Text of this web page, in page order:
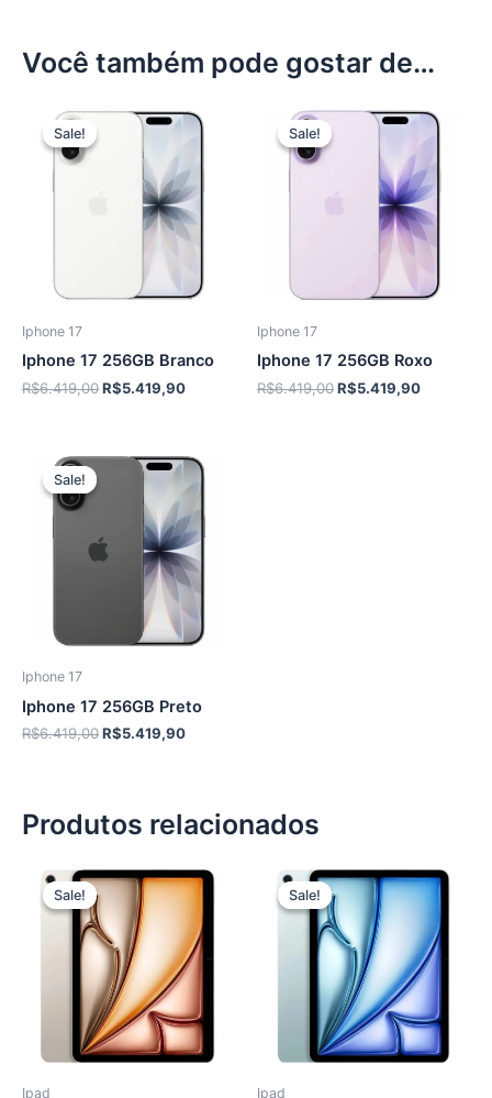
Você também pode gostar de…
Sale!
Sale!
Iphone 17
Iphone 17 256GB Branco
R$6.419,00O
R$6.419,00.
R$5.419,90O
R$5.419,90.
Sale!
Sale!
Iphone 17
Iphone 17 256GB Roxo
R$6.419,00O
R$5.419,90O
Sale!
Sale!
Iphone 17
Iphone 17 256GB Preto
R$6.419,00O
R$5.419,90O
Produtos relacionados
Sale!
Sale!
Ipad
Sale!
Sale!
Ipad